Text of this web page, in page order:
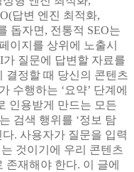
답변 엔진 최적화,
돕자면, 전통적 SEO는
이지를 상위에 노출시
질문에 답변할 자료를
결정할 때 당신의 콘텐츠
수행하는 ‘요약’ 단계에
인용받게 만드는 모든
검색 행위를 ‘정보 탐
다. 사용자가 질문을 입력
것이기에 우리 콘텐츠
재해야 한다. 이 글에